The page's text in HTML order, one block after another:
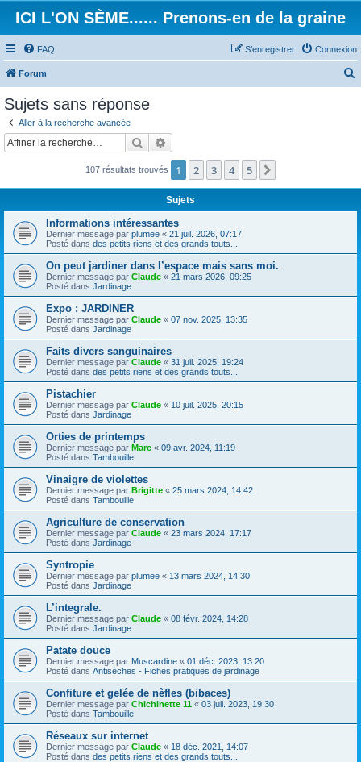
ICI L'ON SÈME...... Prenons-en de la graine
FAQ Connexion
S’enregistrer
Forum
c
Sujets sans réponse
Aller à la recherche avancée
Rechercher
107 résultats trouvés 1 2 3 4 5
Sujets
Informations intéressantes
Dernier message par plumee « 21 juil. 2026, 07:17
Posté dans des petits riens et des grands touts...
On peut jardiner dans l’espace mais sans moi.
Dernier message par Claude « 21 mars 2026, 09:25
Posté dans Jardinage
Expo : JARDINER
Dernier message par Claude « 07 nov. 2025, 13:35
Posté dans Jardinage
Faits divers sanguinaires
Dernier message par Claude « 31 juil. 2025, 19:24
Posté dans des petits riens et des grands touts...
Pistachier
Dernier message par Claude « 10 juil. 2025, 20:15
Posté dans Jardinage
Orties de printemps
Dernier message par Marc « 09 avr. 2024, 11:19
Posté dans Tambouille
Vinaigre de violettes
Dernier message par Brigitte « 25 mars 2024, 14:42
Posté dans Tambouille
Agriculture de conservation
Dernier message par Claude « 23 mars 2024, 17:17
Posté dans Jardinage
Syntropie
Dernier message par plumee « 13 mars 2024, 14:30
Posté dans Jardinage
L’integrale.
Dernier message par Claude « 08 févr. 2024, 14:28
Posté dans Jardinage
Patate douce
Dernier message par Muscardine « 01 déc. 2023, 13:20
Posté dans Antisèches - Fiches pratiques de jardinage
Confiture et gelée de nèfles (bibaces)
Dernier message par Chichinette 11 « 03 juil. 2023, 19:30
Posté dans Tambouille
Réseaux sur internet
Dernier message par Claude « 18 déc. 2021, 14:07
Posté dans des petits riens et des grands touts...